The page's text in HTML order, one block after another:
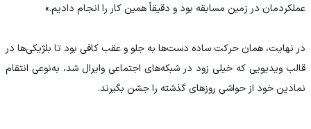
عملکردمان در زمین مسابقه بود و دقیقاً همین کار را انجام دادیم.»
در نهایت، همان حرکت ساده دست‌ها به جلو و عقب کافی بود تا بلژیکی‌ها در
قالب ویدیویی که خیلی زود در شبکه‌های اجتماعی وایرال شد، به‌نوعی انتقام
نمادین خود از حواشی روزهای گذشته را جشن بگیرند.